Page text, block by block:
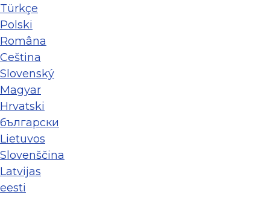
Türkçe
Polski
Româna
Ceština
Slovenský
Magyar
Hrvatski
български
Lietuvos
Slovenščina
Latvijas
eesti